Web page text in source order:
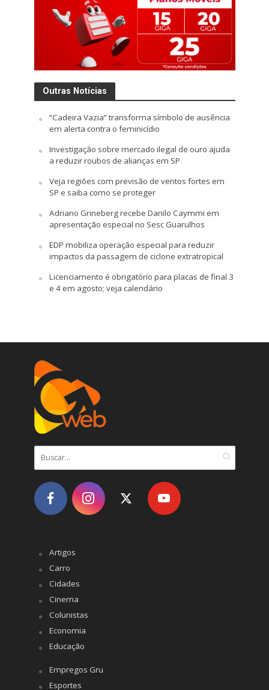
Outras Notícias
“Cadeira Vazia” transforma símbolo de ausência
em alerta contra o feminicídio
Investigação sobre mercado ilegal de ouro ajuda
a reduzir roubos de alianças em SP
Veja regiões com previsão de ventos fortes em
SP e saiba como se proteger
Adriano Grineberg recebe Danilo Caymmi em
apresentação especial no Sesc Guarulhos
EDP mobiliza operação especial para reduzir
impactos da passagem de ciclone extratropical
Licenciamento é obrigatório para placas de final 3
e 4 em agosto; veja calendário
Artigos
Carro
Cidades
Cinema
Colunistas
Economia
Educação
Empregos Gru
Esportes